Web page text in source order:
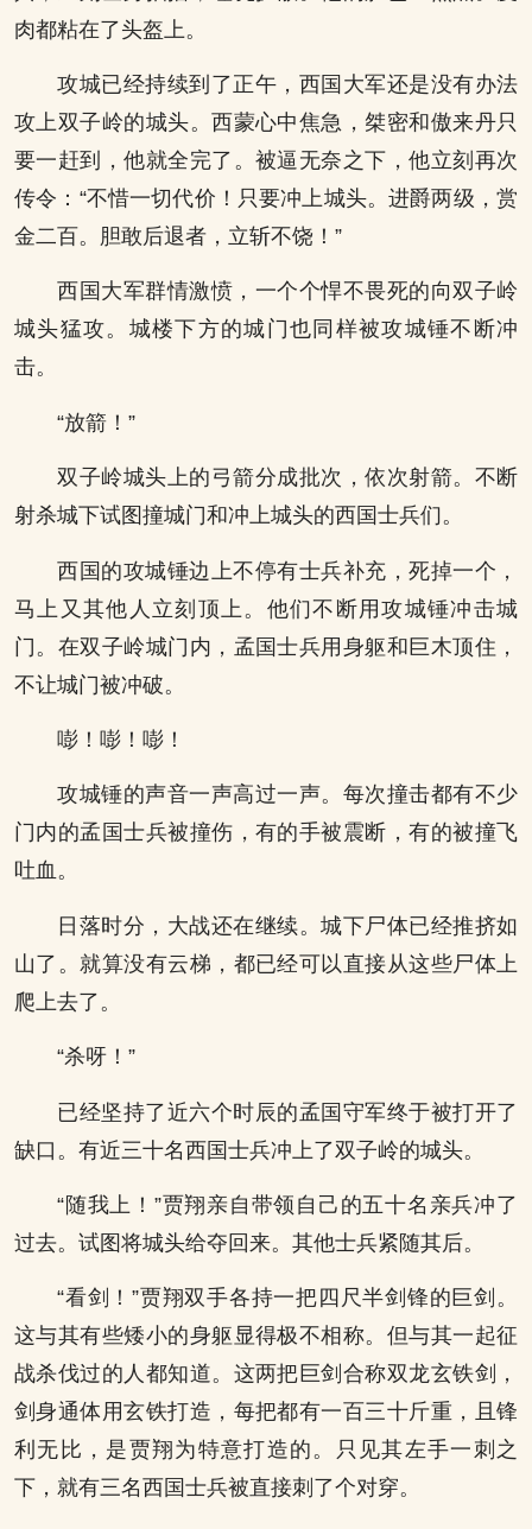
肉都粘在了头盔上。
攻城已经持续到了正午，西国大军还是没有办法
攻上双子岭的城头。西蒙心中焦急，桀密和傲来丹只
要一赶到，他就全完了。被逼无奈之下，他立刻再次
传令：“不惜一切代价！只要冲上城头。进爵两级，赏
金二百。胆敢后退者，立斩不饶！”
西国大军群情激愤，一个个悍不畏死的向双子岭
城头猛攻。城楼下方的城门也同样被攻城锤不断冲
击。
“放箭！”
双子岭城头上的弓箭分成批次，依次射箭。不断
射杀城下试图撞城门和冲上城头的西国士兵们。
西国的攻城锤边上不停有士兵补充，死掉一个，
马上又其他人立刻顶上。他们不断用攻城锤冲击城
门。在双子岭城门内，孟国士兵用身躯和巨木顶住，
不让城门被冲破。
嘭！嘭！嘭！
攻城锤的声音一声高过一声。每次撞击都有不少
门内的孟国士兵被撞伤，有的手被震断，有的被撞飞
吐血。
日落时分，大战还在继续。城下尸体已经推挤如
山了。就算没有云梯，都已经可以直接从这些尸体上
爬上去了。
“杀呀！”
已经坚持了近六个时辰的孟国守军终于被打开了
缺口。有近三十名西国士兵冲上了双子岭的城头。
“随我上！”贾翔亲自带领自己的五十名亲兵冲了
过去。试图将城头给夺回来。其他士兵紧随其后。
“看剑！”贾翔双手各持一把四尺半剑锋的巨剑。
这与其有些矮小的身躯显得极不相称。但与其一起征
战杀伐过的人都知道。这两把巨剑合称双龙玄铁剑，
剑身通体用玄铁打造，每把都有一百三十斤重，且锋
利无比，是贾翔为特意打造的。只见其左手一刺之
下，就有三名西国士兵被直接刺了个对穿。